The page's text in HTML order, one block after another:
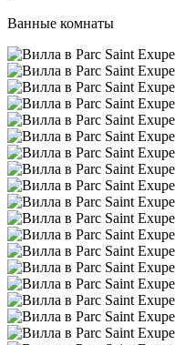
Ванные комнаты